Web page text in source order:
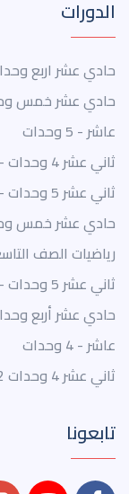
الدورات
حادي عشر اربع
حادي عشر خمس
عاشر - 5 وحدات
ثاني عشر 4 وحدات - منهاج قديم
ثاني عشر 5 وحدات - منهاج قديم
حادي عشر خمس
رياضيات الصف
ثاني عشر 5 وحدات - منهاج جديد
حادي عشر أربع
عاشر - 4 وحدات
ثاني عشر 4 وحدات 472 - منهاج جديد
تابعونا